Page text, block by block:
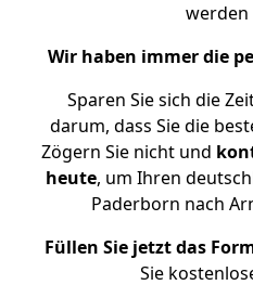
werden
Wir haben immer die
Sparen Sie sich die
darum, dass Sie die
Zögern Sie nicht und
heute, um Ihren
Paderborn nach
Füllen Sie jetzt das
Sie